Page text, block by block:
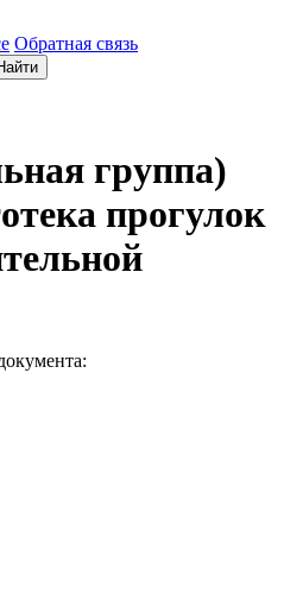
Обратная связь
группа)
прогулок